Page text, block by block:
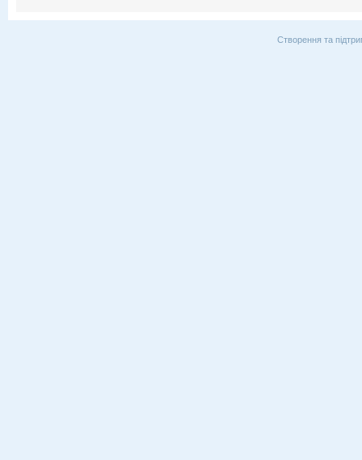
Створення та